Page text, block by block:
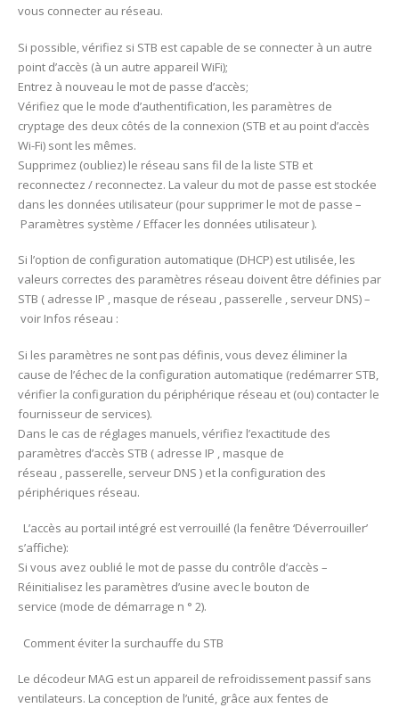
vous connecter au réseau.
Si possible, vérifiez si STB est capable de se connecter à un autre
point d’accès (à un autre appareil WiFi);
Entrez à nouveau le mot de passe d’accès;
Vérifiez que le mode d’authentification, les paramètres de
cryptage des deux côtés de la connexion (STB et au point d’accès
Wi-Fi) sont les mêmes.
Supprimez (oubliez) le réseau sans fil de la liste STB et
reconnectez / reconnectez. La valeur du mot de passe est stockée
dans les données utilisateur (pour supprimer le mot de passe –
Paramètres système / Effacer les données utilisateur ).
Si l’option de configuration automatique (DHCP) est utilisée, les
valeurs correctes des paramètres réseau doivent être définies par
STB ( adresse IP , masque de réseau , passerelle , serveur DNS) –
voir Infos réseau :
Si les paramètres ne sont pas définis, vous devez éliminer la
cause de l’échec de la configuration automatique (redémarrer STB,
vérifier la configuration du périphérique réseau et (ou) contacter le
fournisseur de services).
Dans le cas de réglages manuels, vérifiez l’exactitude des
paramètres d’accès STB ( adresse IP , masque de
réseau , passerelle, serveur DNS ) et la configuration des
périphériques réseau.
L’accès au portail intégré est verrouillé (la fenêtre ‘Déverrouiller’
s’affiche):
Si vous avez oublié le mot de passe du contrôle d’accès –
Réinitialisez les paramètres d’usine avec le bouton de
service (mode de démarrage n ° 2).
Comment éviter la surchauffe du STB
Le décodeur MAG est un appareil de refroidissement passif sans
ventilateurs. La conception de l’unité, grâce aux fentes de